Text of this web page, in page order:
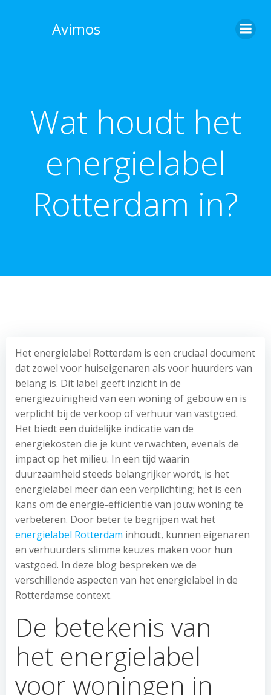
Avimos
Wat houdt het
energielabel
Rotterdam in?
Het energielabel Rotterdam is een cruciaal document
dat zowel voor huiseigenaren als voor huurders van
belang is. Dit label geeft inzicht in de
energiezuinigheid van een woning of gebouw en is
verplicht bij de verkoop of verhuur van vastgoed.
Het biedt een duidelijke indicatie van de
energiekosten die je kunt verwachten, evenals de
impact op het milieu. In een tijd waarin
duurzaamheid steeds belangrijker wordt, is het
energielabel meer dan een verplichting; het is een
kans om de energie-efficiëntie van jouw woning te
verbeteren. Door beter te begrijpen wat het
energielabel Rotterdam inhoudt, kunnen eigenaren
en verhuurders slimme keuzes maken voor hun
vastgoed. In deze blog bespreken we de
verschillende aspecten van het energielabel in de
Rotterdamse context.
De betekenis van
het energielabel
voor woningen in